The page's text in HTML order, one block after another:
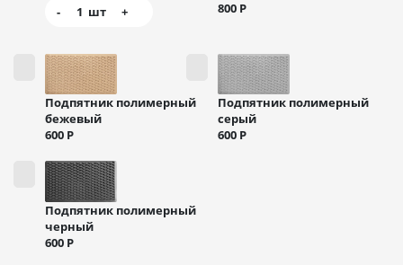
- 1 шт +
800 Р
Подпятник полимерный
бежевый
600 Р
Подпятник полимерный
серый
600 Р
Подпятник полимерный
черный
600 Р